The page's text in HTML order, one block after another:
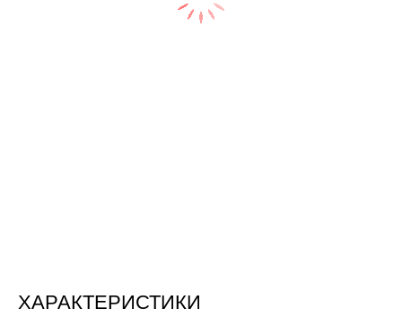
ХАРАКТЕРИСТИКИ